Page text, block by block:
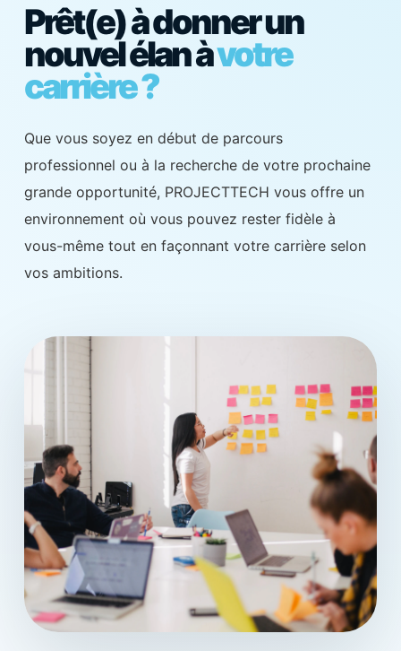
Prêt(e) à donner un
nouvel élan àvotre
carrière ?
Que vous soyez en début de parcours
professionnel ou à la recherche de votre prochaine
grande opportunité, PROJECTTECH vous offre un
environnement où vous pouvez rester fidèle à
vous-même tout en façonnant votre carrière selon
vos ambitions.